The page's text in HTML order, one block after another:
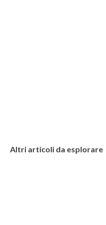
Altri articoli da esplorare